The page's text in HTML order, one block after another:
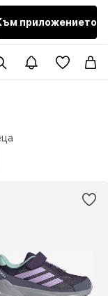
приложението